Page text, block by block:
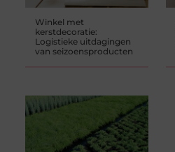
Winkel met
kerstdecoratie:
Logistieke uitdagingen
van seizoensproducten